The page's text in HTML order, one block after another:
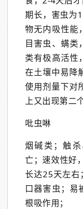
期长，害虫为
物无内吸性能
目害虫、螨类
类有极高活性
在土壤中易降
使用剂量下对
上又出现第二
吡虫啉
烟碱类；触
亡；速效性好
长达25天左右
口器害虫；易
根吸作用；